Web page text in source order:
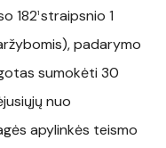
1821 straipsnio 1
padarymo
sumokėti 30
nuo
apylinkės teismo